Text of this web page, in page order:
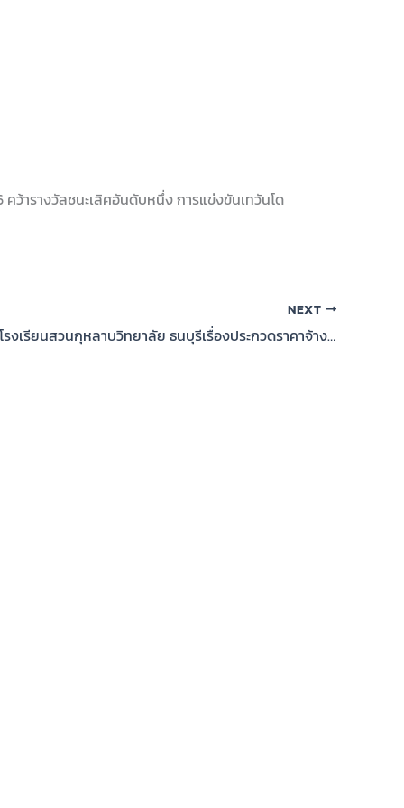
ารางวัลชนะเลิศอันดับหนึ่ง การแข่งขันเทวันโด
NEXT
เรื่อง ประกาศโรงเรียนสวนกุหลาบวิทยาลัย ธนบุรีเรื่องประกวดราคาจ้างก่อสร้างการจ้างก่อสร้างอาคารเรียน แบบพิเศษ ของโรงเรียนสวนกุหลาบวิทยาลัยธนบุรี ด้วยวิธีประกวดราคาอิเล็กทรอนิกส์ (e-bidding)